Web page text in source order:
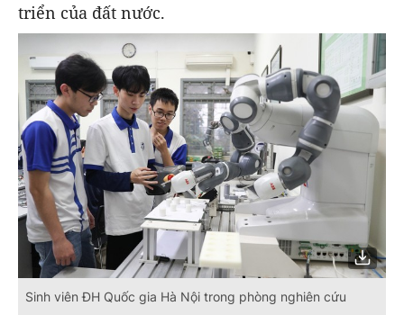
triển của đất nước.
Sinh viên ĐH Quốc gia Hà Nội trong phòng nghiên cứu